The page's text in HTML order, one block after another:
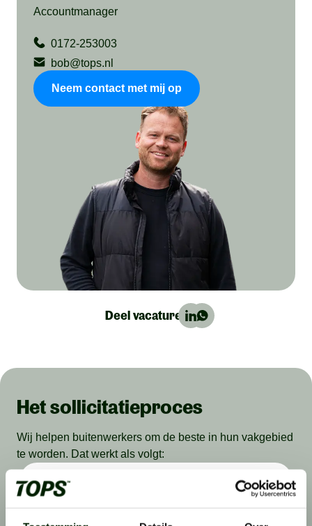
Accountmanager
0172-253003
bob@tops.nl
Neem contact met mij op
Deel vacature:
Het sollicitatieproces
Wij helpen buitenwerkers om de beste in hun vakgebied
te worden. Dat werkt als volgt: